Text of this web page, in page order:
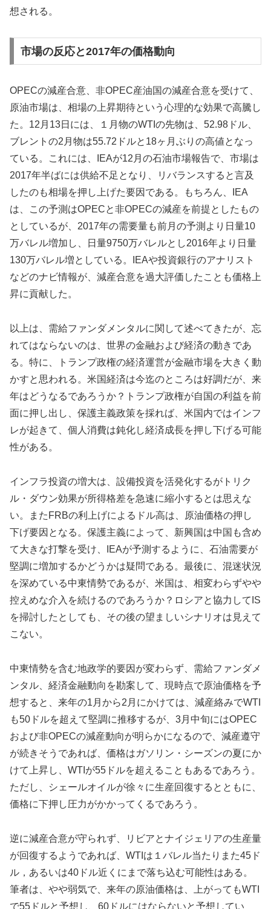
想される。
市場の反応と2017年の価格動向
OPECの減産合意、非OPEC産油国の減産合意を受けて、
原油市場は、相場の上昇期待という心理的な効果で高騰し
た。12月13日には、１月物のWTIの先物は、52.98ドル、
ブレントの2月物は55.72ドルと18ヶ月ぶりの高値となっ
ている。これには、IEAが12月の石油市場報告で、市場は
2017年半ばには供給不足となり、リバランスすると言及
したのも相場を押し上げた要因である。もちろん、IEA
は、この予測はOPECと非OPECの減産を前提としたもの
としているが、2017年の需要量も前月の予測より日量10
万バレル増加し、日量9750万バレルとし2016年より日量
130万バレル増としている。IEAや投資銀行のアナリスト
などのナビ情報が、減産合意を過大評価したことも価格上
昇に貢献した。
以上は、需給ファンダメンタルに関して述べてきたが、忘
れてはならないのは、世界の金融および経済の動きであ
る。特に、トランプ政権の経済運営が金融市場を大きく動
かすと思われる。米国経済は今迄のところは好調だが、来
年はどうなるであろうか？トランプ政権が自国の利益を前
面に押し出し、保護主義政策を採れば、米国内ではインフ
レが起きて、個人消費は鈍化し経済成長を押し下げる可能
性がある。
インフラ投資の増大は、設備投資を活発化するがトリク
ル・ダウン効果が所得格差を急速に縮小するとは思えな
い。またFRBの利上げによるドル高は、原油価格の押し
下げ要因となる。保護主義によって、新興国は中国も含め
て大きな打撃を受け、IEAが予測するように、石油需要が
堅調に増加するかどうかは疑問である。最後に、混迷状況
を深めている中東情勢であるが、米国は、相変わらずやや
控えめな介入を続けるのであろうか？ロシアと協力してIS
を掃討したとしても、その後の望ましいシナリオは見えて
こない。
中東情勢を含む地政学的要因が変わらず、需給ファンダメ
ンタル、経済金融動向を勘案して、現時点で原油価格を予
想すると、来年の1月から2月にかけては、減産絡みでWTI
も50ドルを超えて堅調に推移するが、3月中旬にはOPEC
および非OPECの減産動向が明らかになるので、減産遵守
が続きそうであれば、価格はガソリン・シーズンの夏にか
けて上昇し、WTIが55ドルを超えることもあるであろう。
ただし、シェールオイルが徐々に生産回復するとともに、
価格に下押し圧力がかかってくるであろう。
逆に減産合意が守られず、リビアとナイジェリアの生産量
が回復するようであれば、WTIは１バレル当たりまた45ド
ル，あるいは40ドル近くにまで落ち込む可能性はある。
筆者は、やや弱気で、来年の原油価格は、上がってもWTI
で55ドルと予想し、60ドルにはならないと予想してい